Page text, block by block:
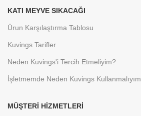
KATI MEYVE SIKACAĞI
Ürun Karşılaştırma Tablosu
Kuvings Tarifler
Neden Kuvings'i Tercih Etmeliyim?
İşletmemde Neden Kuvings Kullanmalıyım
MÜŞTERI HIZMETLERI